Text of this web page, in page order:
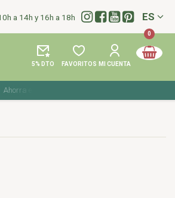
a 14h y 16h a 18h Idioma:
ES
5% DTO FAVORITOS MI CUENTA
0
en tu compra con los cupones de verano ☀️ ¡Del